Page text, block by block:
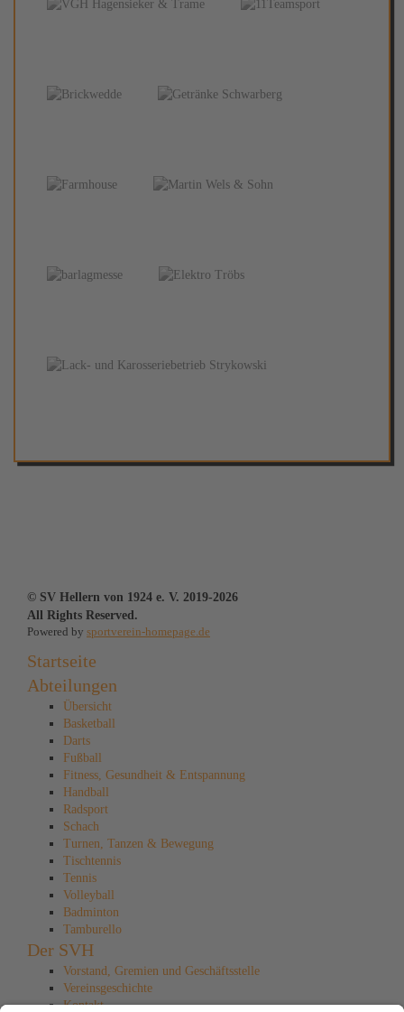
© SV Hellern von 1924 e. V. 2019-2026
All Rights Reserved.
Powered by sportverein-homepage.de
Startseite
Abteilungen
Übersicht
Basketball
Darts
Fußball
Fitness, Gesundheit & Entspannung
Handball
Radsport
Schach
Turnen, Tanzen & Bewegung
Tischtennis
Tennis
Volleyball
Badminton
Tamburello
Der SVH
Vorstand, Gremien und Geschäftsstelle
Vereinsgeschichte
Kontakt